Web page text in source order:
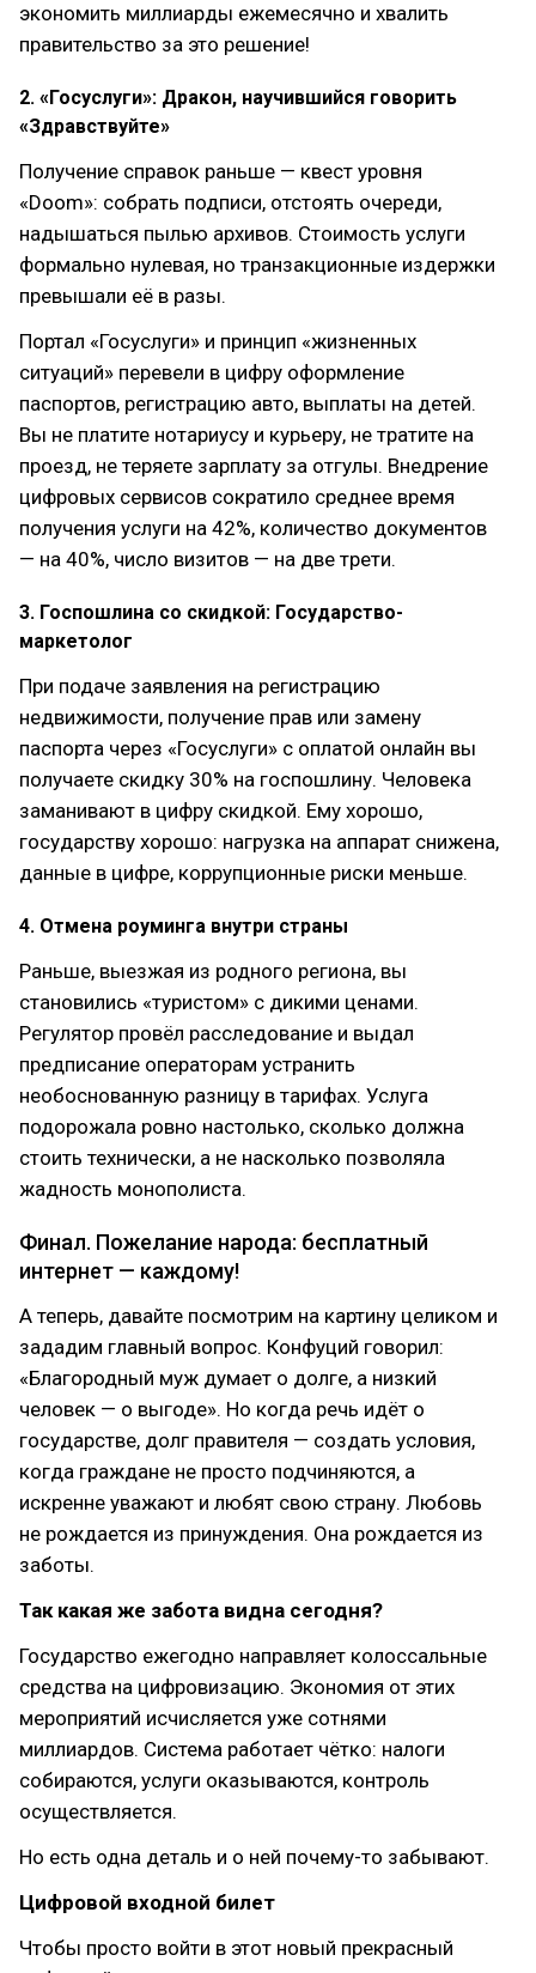
экономить миллиарды ежемесячно и хвалить
правительство за это решение!
2. «Госуслуги»: Дракон, научившийся говорить
«Здравствуйте»
Получение справок раньше — квест уровня
«Doom»: собрать подписи, отстоять очереди,
надышаться пылью архивов. Стоимость услуги
формально нулевая, но транзакционные издержки
превышали её в разы.
Портал «Госуслуги» и принцип «жизненных
ситуаций» перевели в цифру оформление
паспортов, регистрацию авто, выплаты на детей.
Вы не платите нотариусу и курьеру, не тратите на
проезд, не теряете зарплату за отгулы. Внедрение
цифровых сервисов сократило среднее время
получения услуги на 42%, количество документов
— на 40%, число визитов — на две трети.
3. Госпошлина со скидкой: Государство-
маркетолог
При подаче заявления на регистрацию
недвижимости, получение прав или замену
паспорта через «Госуслуги» с оплатой онлайн вы
получаете скидку 30% на госпошлину. Человека
заманивают в цифру скидкой. Ему хорошо,
государству хорошо: нагрузка на аппарат снижена,
данные в цифре, коррупционные риски меньше.
4. Отмена роуминга внутри страны
Раньше, выезжая из родного региона, вы
становились «туристом» с дикими ценами.
Регулятор провёл расследование и выдал
предписание операторам устранить
необоснованную разницу в тарифах. Услуга
подорожала ровно настолько, сколько должна
стоить технически, а не насколько позволяла
жадность монополиста.
Финал. Пожелание народа: бесплатный
интернет — каждому!
А теперь, давайте посмотрим на картину целиком и
зададим главный вопрос. Конфуций говорил:
«Благородный муж думает о долге, а низкий
человек — о выгоде». Но когда речь идёт о
государстве, долг правителя — создать условия,
когда граждане не просто подчиняются, а
искренне уважают и любят свою страну. Любовь
не рождается из принуждения. Она рождается из
заботы.
Так какая же забота видна сегодня?
Государство ежегодно направляет колоссальные
средства на цифровизацию. Экономия от этих
мероприятий исчисляется уже сотнями
миллиардов. Система работает чётко: налоги
собираются, услуги оказываются, контроль
осуществляется.
Но есть одна деталь и о ней почему-то забывают.
Цифровой входной билет
Чтобы просто войти в этот новый прекрасный